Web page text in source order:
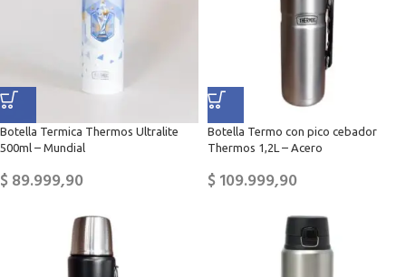
Botella Termica Thermos Ultralite
500ml – Mundial
$89.999,90
Botella Termo con pico cebador
Thermos 1,2L – Acero
$109.999,90